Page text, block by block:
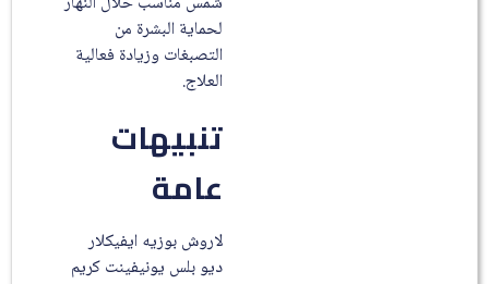
لحماية البشرة من
التصبغات وزيادة فعالية
العلاج.
تنبيهات
عامة
لاروش بوزيه ايفيكلار
ديو بلس يونيفينت كريم